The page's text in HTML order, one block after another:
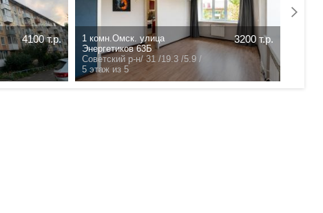
4100 т.р.
1 комн.Омск. улица
Энергетиков 63Б
Советский р-н/31 /19.3 /5.9 /
5 этаж из 5
3200 т.р.